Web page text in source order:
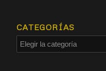
CATEGORÍAS